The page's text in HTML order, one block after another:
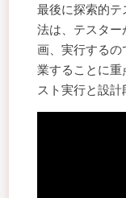
最後に探索的
法は、テスタ
画、実行する
業することに
スト実行と設計